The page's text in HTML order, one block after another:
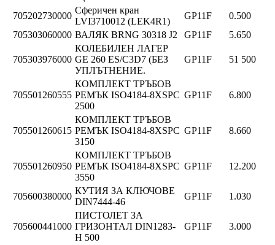
705202730000
Сферичен кран
LVI3710012 (LEK4R1)
GP11F
0.500
705303060000 ВАЛЯК BRNG 30318 J2 GP11F 5.650
705303976000
КОЛЕБИЛЕН ЛАГЕР
GE 260 ES/C3D7 (БЕЗ
УПЛЪТНЕНИЕ.
GP11F 51 500
705501260555
КОМПЛЕКТ ТРЪБОВ
РЕМЪК ISO4184-8XSPC
2500
GP11F 6.800
705501260615
КОМПЛЕКТ ТРЪБОВ
РЕМЪК ISO4184-8XSPC
3150
GP11F 8.660
705501260950
КОМПЛЕКТ ТРЪБОВ
РЕМЪК ISO4184-8XSPC
3550
GP11F 12.200
705600380000
КУТИЯ ЗА КЛЮЧОВЕ
DIN7444-46
GP11F 1.030
705600441000
ПИСТОЛЕТ ЗА
ГРИЗОНТАЛ DIN1283-
H 500
GP11F 3.000